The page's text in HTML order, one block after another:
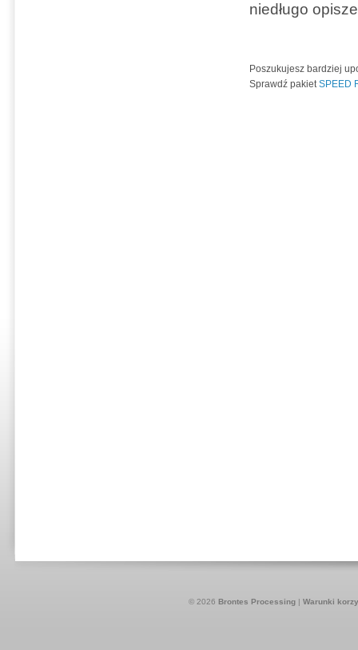
niedługo
Poszukujesz bardziej
Sprawdź pakietSPEED
© 2026 Brontes Processing | Warunki